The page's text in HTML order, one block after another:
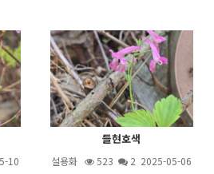
10
들현호색
설용화 523 2 2025-05-06